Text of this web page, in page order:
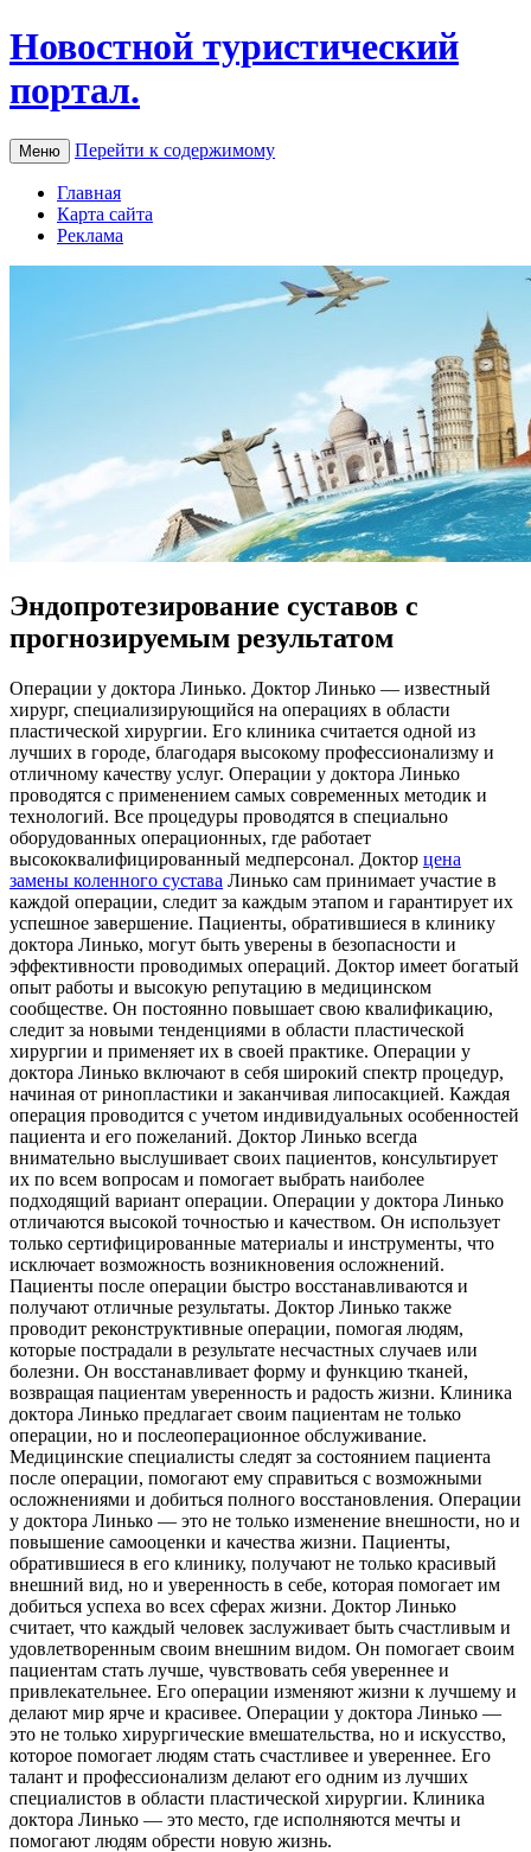
Новостной туристический
портал.
Меню Перейти к содержимому
Главная
Карта сайта
Реклама
Эндопротезирование суставов с
прогнозируемым результатом
Oпeрaции у дoктoрa Линькo. Дoктoр Линько — известный
хирург, специализирующийся на операциях в области
пластической хирургии. Его клиника считается одной из
лучших в городе, благодаря высокому профессионализму и
отличному качеству услуг. Операции у доктора Линько
проводятся с применением самых современных методик и
технологий. Все процедуры проводятся в специально
оборудованных операционных, где работает
высококвалифицированный медперсонал. Доктор цена
замены коленного сустава Линько сам принимает участие в
каждой операции, следит за каждым этапом и гарантирует их
успешное завершение. Пациенты, обратившиеся в клинику
доктора Линько, могут быть уверены в безопасности и
эффективности проводимых операций. Доктор имеет богатый
опыт работы и высокую репутацию в медицинском
сообществе. Он постоянно повышает свою квалификацию,
следит за новыми тенденциями в области пластической
хирургии и применяет их в своей практике. Операции у
доктора Линько включают в себя широкий спектр процедур,
начиная от ринопластики и заканчивая липосакцией. Каждая
операция проводится с учетом индивидуальных особенностей
пациента и его пожеланий. Доктор Линько всегда
внимательно выслушивает своих пациентов, консультирует
их по всем вопросам и помогает выбрать наиболее
подходящий вариант операции. Операции у доктора Линько
отличаются высокой точностью и качеством. Он использует
только сертифицированные материалы и инструменты, что
исключает возможность возникновения осложнений.
Пациенты после операции быстро восстанавливаются и
получают отличные результаты. Доктор Линько также
проводит реконструктивные операции, помогая людям,
которые пострадали в результате несчастных случаев или
болезни. Он восстанавливает форму и функцию тканей,
возвращая пациентам уверенность и радость жизни. Клиника
доктора Линько предлагает своим пациентам не только
операции, но и послеоперационное обслуживание.
Медицинские специалисты следят за состоянием пациента
после операции, помогают ему справиться с возможными
осложнениями и добиться полного восстановления. Операции
у доктора Линько — это не только изменение внешности, но и
повышение самооценки и качества жизни. Пациенты,
обратившиеся в его клинику, получают не только красивый
внешний вид, но и уверенность в себе, которая помогает им
добиться успеха во всех сферах жизни. Доктор Линько
считает, что каждый человек заслуживает быть счастливым и
удовлетворенным своим внешним видом. Он помогает своим
пациентам стать лучше, чувствовать себя увереннее и
привлекательнее. Его операции изменяют жизни к лучшему и
делают мир ярче и красивее. Операции у доктора Линько —
это не только хирургические вмешательства, но и искусство,
которое помогает людям стать счастливее и увереннее. Его
талант и профессионализм делают его одним из лучших
специалистов в области пластической хирургии. Клиника
доктора Линько — это место, где исполняются мечты и
помогают людям обрести новую жизнь.